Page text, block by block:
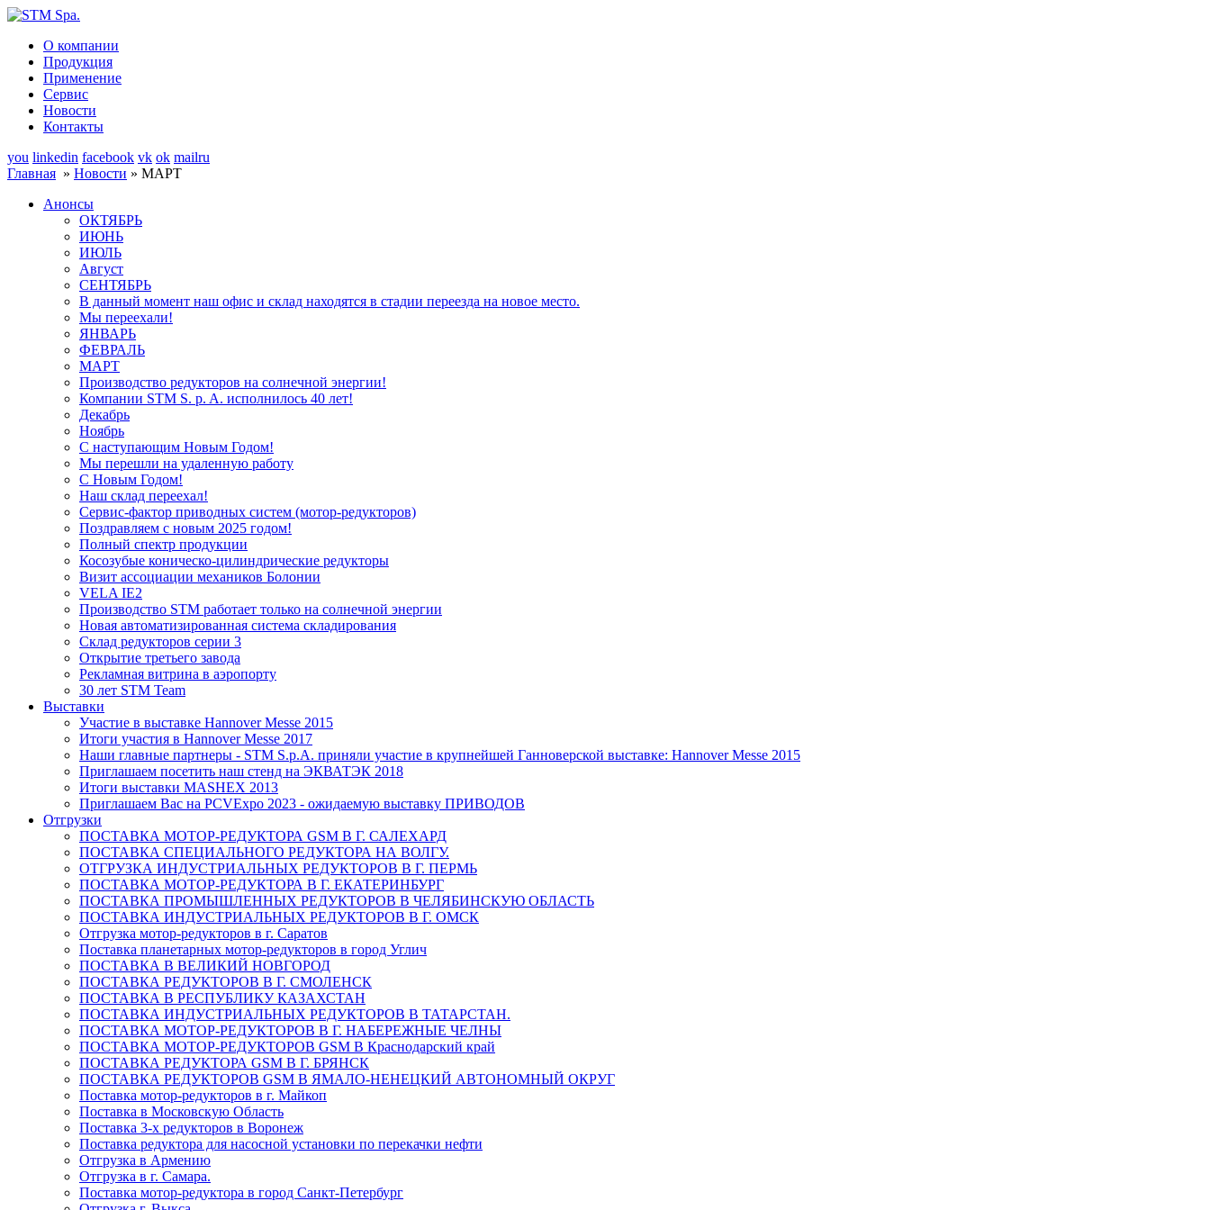
О компании
Продукция
Применение
Сервис
Новости
Контакты
you linkedin facebook vk ok mailru
Главная » Новости » МАРТ
Анонсы
ОКТЯБРЬ
ИЮНЬ
ИЮЛЬ
Август
СЕНТЯБРЬ
В данный момент наш офис и склад находятся в стадии переезда на новое место.
Мы переехали!
ЯНВАРЬ
ФЕВРАЛЬ
МАРТ
Производство редукторов на солнечной энергии!
Компании STM S. p. A. исполнилось 40 лет!
Декабрь
Ноябрь
С наступающим Новым Годом!
Мы перешли на удаленную работу
С Новым Годом!
Наш склад переехал!
Сервис-фактор приводных систем (мотор-редукторов)
Поздравляем с новым 2025 годом!
Полный спектр продукции
Косозубые коническо-цилиндрические редукторы
Визит ассоциации механиков Болонии
VELA IE2
Производство STM работает только на солнечной энергии
Новая автоматизированная система складирования
Склад редукторов серии 3
Открытие третьего завода
Рекламная витрина в аэропорту
30 лет STM Team
Выставки
Участие в выставке Hannover Messe 2015
Итоги участия в Hannover Messe 2017
Наши главные партнеры - STM S.p.A. приняли участие в крупнейшей Ганноверской выставке: Hannover Messe 2015
Приглашаем посетить наш стенд на ЭКВАТЭК 2018
Итоги выставки MASHEX 2013
Приглашаем Вас на PCVExpo 2023 - ожидаемую выставку ПРИВОДОВ
Отгрузки
ПОСТАВКА МОТОР-РЕДУКТОРА GSM В Г. САЛЕХАРД
ПОСТАВКА СПЕЦИАЛЬНОГО РЕДУКТОРА НА ВОЛГУ.
ОТГРУЗКА ИНДУСТРИАЛЬНЫХ РЕДУКТОРОВ В Г. ПЕРМЬ
ПОСТАВКА МОТОР-РЕДУКТОРА В Г. ЕКАТЕРИНБУРГ
ПОСТАВКА ПРОМЫШЛЕННЫХ РЕДУКТОРОВ В ЧЕЛЯБИНСКУЮ ОБЛАСТЬ
ПОСТАВКА ИНДУСТРИАЛЬНЫХ РЕДУКТОРОВ В Г. ОМСК
Отгрузка мотор-редукторов в г. Саратов
Поставка планетарных мотор-редукторов в город Углич
ПОСТАВКА В ВЕЛИКИЙ НОВГОРОД
ПОСТАВКА РЕДУКТОРОВ В Г. СМОЛЕНСК
ПОСТАВКА В РЕСПУБЛИКУ КАЗАХСТАН
ПОСТАВКА ИНДУСТРИАЛЬНЫХ РЕДУКТОРОВ В ТАТАРСТАН.
ПОСТАВКА МОТОР-РЕДУКТОРОВ В Г. НАБЕРЕЖНЫЕ ЧЕЛНЫ
ПОСТАВКА МОТОР-РЕДУКТОРОВ GSM В Краснодарский край
ПОСТАВКА РЕДУКТОРА GSM В Г. БРЯНСК
ПОСТАВКА РЕДУКТОРОВ GSM В ЯМАЛО-НЕНЕЦКИЙ АВТОНОМНЫЙ ОКРУГ
Поставка мотор-редукторов в г. Майкоп
Поставка в Московскую Область
Поставка 3-х редукторов в Воронеж
Поставка редуктора для насосной установки по перекачки нефти
Отгрузка в Армению
Отгрузка в г. Самара.
Поставка мотор-редуктора в город Санкт-Петербург